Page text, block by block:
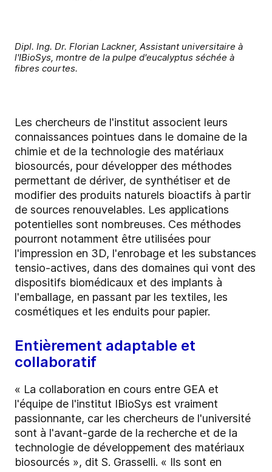
Dipl. Ing. Dr. Florian Lackner, Assistant universitaire à
l'IBioSys, montre de la pulpe d'eucalyptus séchée à
fibres courtes.
Les chercheurs de l'institut associent leurs
connaissances pointues dans le domaine de la
chimie et de la technologie des matériaux
biosourcés, pour développer des méthodes
permettant de dériver, de synthétiser et de
modifier des produits naturels bioactifs à partir
de sources renouvelables. Les applications
potentielles sont nombreuses. Ces méthodes
pourront notamment être utilisées pour
l'impression en 3D, l'enrobage et les substances
tensio-actives, dans des domaines qui vont des
dispositifs biomédicaux et des implants à
l'emballage, en passant par les textiles, les
cosmétiques et les enduits pour papier.
Entièrement adaptable et
collaboratif
« La collaboration en cours entre GEA et
l'équipe de l'institut IBioSys est vraiment
passionnante, car les chercheurs de l'université
sont à l'avant-garde de la recherche et de la
technologie de développement des matériaux
biosourcés », dit S. Grasselli. « Ils sont en